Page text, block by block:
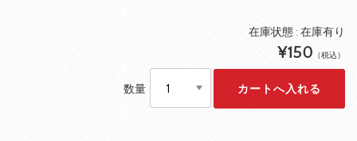
在庫状態 : 在庫有り
¥150 （税込）
数量